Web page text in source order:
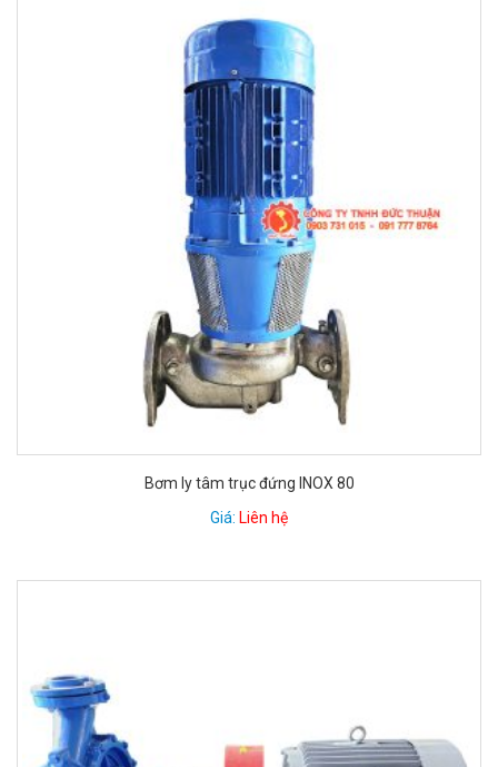
Bơm ly tâm trục đứng INOX 80
Giá: Liên hệ